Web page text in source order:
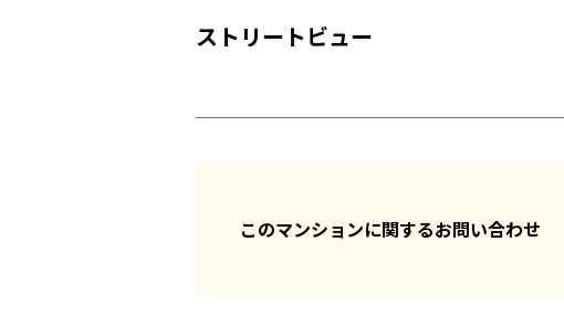
ストリートビュー
このマンションに関するお問い合わせ